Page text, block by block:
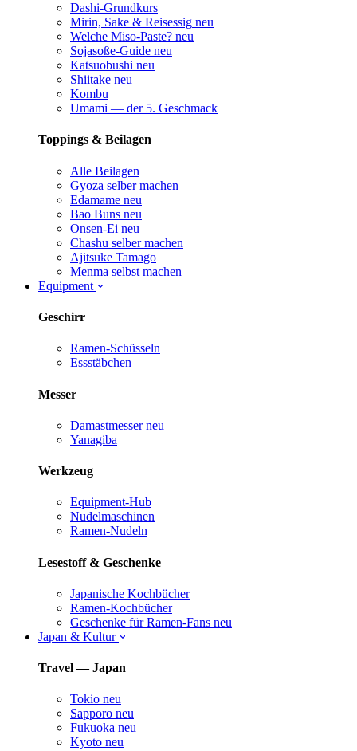
Dashi-Grundkurs
Mirin, Sake & Reisessig neu
Welche Miso-Paste? neu
Sojasoße-Guide neu
Katsuobushi neu
Shiitake neu
Kombu
Umami — der 5. Geschmack
Toppings & Beilagen
Alle Beilagen
Gyoza selber machen
Edamame neu
Bao Buns neu
Onsen-Ei neu
Chashu selber machen
Ajitsuke Tamago
Menma selbst machen
Equipment
Geschirr
Ramen-Schüsseln
Essstäbchen
Messer
Damastmesser neu
Yanagiba
Werkzeug
Equipment-Hub
Nudelmaschinen
Ramen-Nudeln
Lesestoff & Geschenke
Japanische Kochbücher
Ramen-Kochbücher
Geschenke für Ramen-Fans neu
Japan & Kultur
Travel — Japan
Tokio neu
Sapporo neu
Fukuoka neu
Kyoto neu